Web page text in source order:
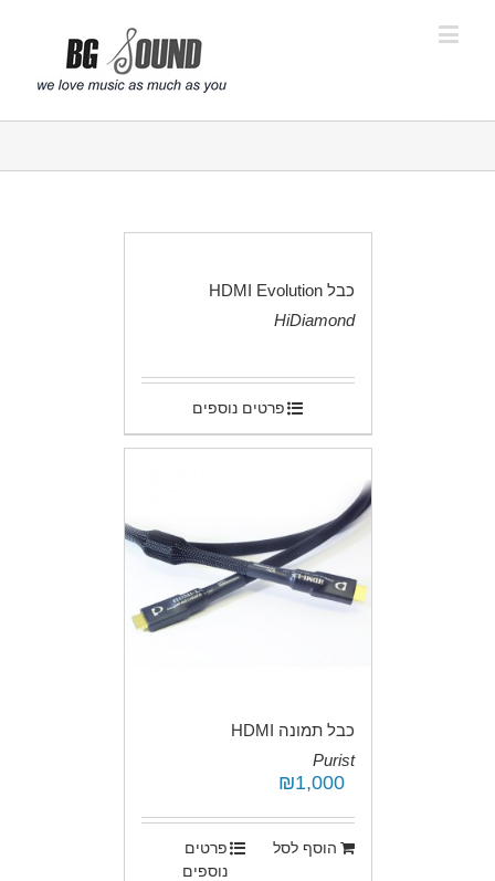
כבל HDMI Evolution
HiDiamond
פרטים נוספים
כבל תמונה HDMI
Purist
₪1,000
הוסף לסל
פרטים
נוספים